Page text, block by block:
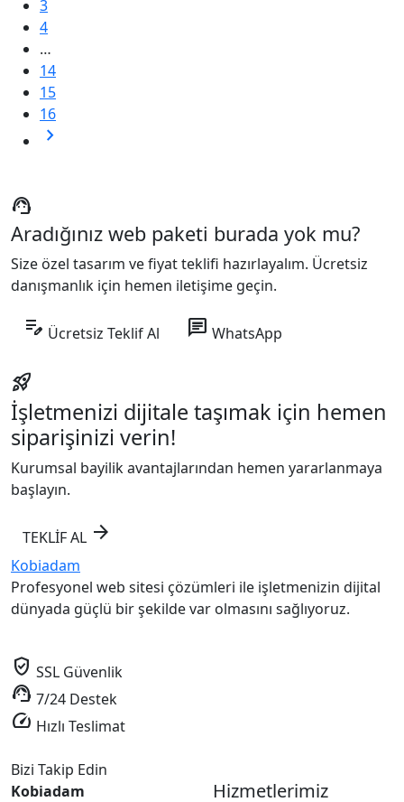
3
4
…
14
15
16
chevron_right
support_agent
Aradığınız web paketi burada yok mu?
Size özel tasarım ve fiyat teklifi hazırlayalım. Ücretsiz
danışmanlık için hemen iletişime geçin.
edit_note Ücretsiz Teklif Al chat WhatsApp
rocket_launch
İşletmenizi dijitale taşımak için hemen
siparişinizi verin!
Kurumsal bayilik avantajlarından hemen yararlanmaya
başlayın.
TEKLİF AL arrow_forward
Kobiadam
Profesyonel web sitesi çözümleri ile işletmenizin dijital
dünyada güçlü bir şekilde var olmasını sağlıyoruz.
verified_user SSL Güvenlik
support_agent 7/24 Destek
speed Hızlı Teslimat
Bizi Takip Edin
Kobiadam
Hizmetlerimiz